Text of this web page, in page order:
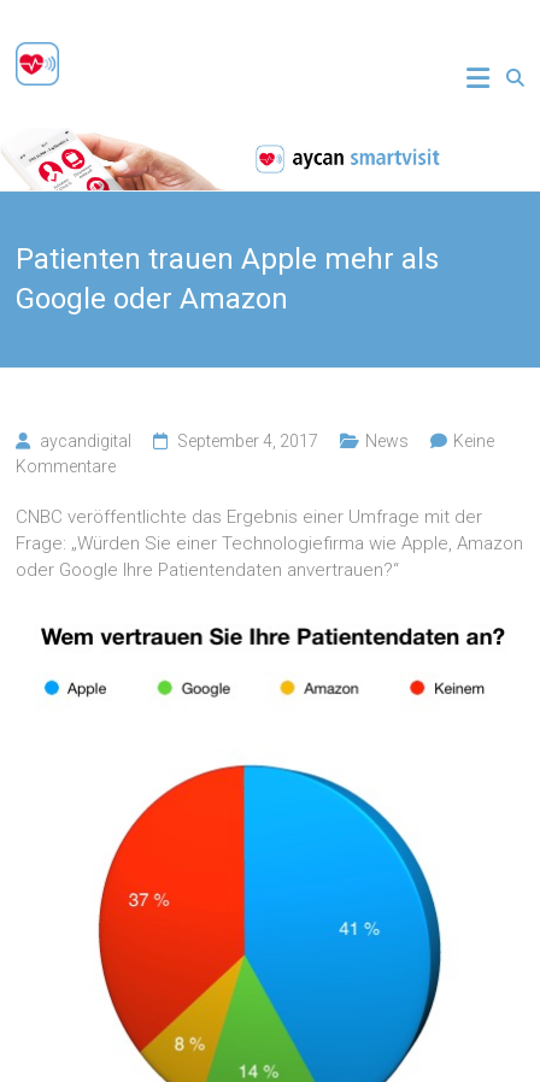
Inhalt
springen
aycan
smartvisit
Sichere
Patientenkommunikation
Patienten trauen Apple mehr als
Google oder Amazon
aycandigital September 4, 2017 News
Keine
Kommentare
CNBC veröffentlichte das Ergebnis einer Umfrage mit der
Frage: „Würden Sie einer Technologiefirma wie Apple, Amazon
oder Google Ihre Patientendaten anvertrauen?“